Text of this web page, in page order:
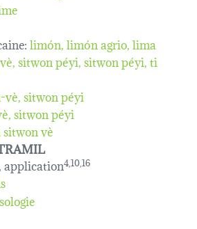
limón, limón agrio, lima
sitwon péyi sitwon péyi ti
vè sitwon péyi
sitwon péyi
vè
application4,10,16